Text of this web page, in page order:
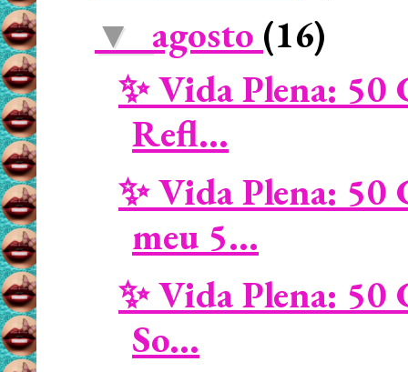
▼ agosto (16)
✨ Vida Plena: 50
Refl...
✨ Vida Plena: 50
meu 5...
✨ Vida Plena: 50
So...